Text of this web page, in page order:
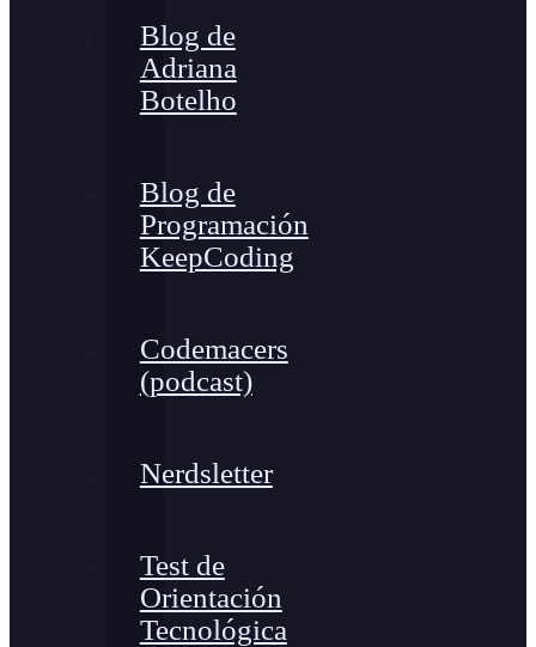
Blog de
Adriana
Botelho
Blog de
Programación
KeepCoding
Codemacers
(podcast)
Nerdsletter
Test de
Orientación
Tecnológica